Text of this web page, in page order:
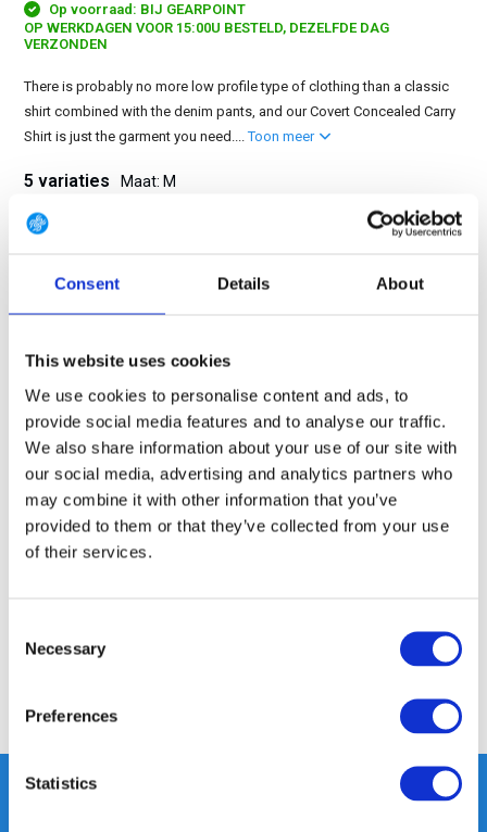
Consent Details About
This website uses cookies
We use cookies to personalise content and ads, to
provide social media features and to analyse our traffic.
We also share information about your use of our site with
our social media, advertising and analytics partners who
may combine it with other information that you’ve
provided to them or that they’ve collected from your use
of their services.
Selection
Necessary
Preferences
Statistics
Op voorraad: BIJ GEARPOINT
OP WERKDAGEN VOOR 15:00U BESTELD, DEZELFDE DAG
VERZONDEN
There is probably no more low profile type of clothing than a classic
shirt combined with the denim pants, and our Covert Concealed Carry
Shirt is just the garment you need....Toon meer
5 variaties Maat: M
14 DAGEN RETOURTERMIJN
350m2 FYSIEKE WINKEL
24/7 ONLINE WINKELEN
Productomschrijving
Reviews
Delen